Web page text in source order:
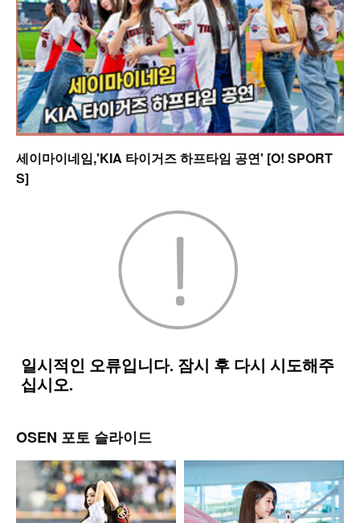
세이마이네임,'KIA 타이거즈 하프타임 공연' [O! SPORT
S]
OSEN 포토 슬라이드